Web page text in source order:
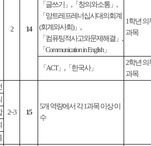
2 14
「 글쓰기 」 ,「 창의와소통」 ,
「 앙트레프레너십시대의회계
(회계와사회)」 ,
「 컴퓨팅적사고와문제해결」 ,
「Communication in English」
1학년 의
과목
「 ACT」 ,「 한국사」
2학년 의
과목
2~3 15
5개 역량에서 각1과목 이상 이
수